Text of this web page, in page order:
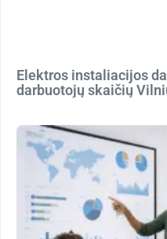
Elektros instaliacijos
darbuotojų skaičių